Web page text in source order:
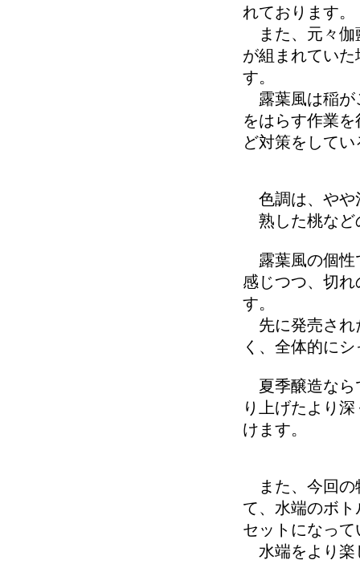
れております。
また、元々伽
が組まれてい
す。
露葉風は稲が
をはらす作業
ど対策をして
色調は、やや
熟した桃など
露葉風の個性
感じつつ、切
す。
先に発売され
く、全体的に
夏季醸造なら
り上げたより
けます。
また、今回の
て、水端のボ
セットになって
水端をより楽